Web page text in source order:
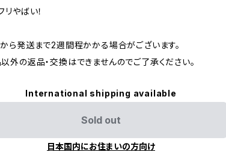
リやばい！
ら発送まで2週間程かかる場合がございます。
外の返品・交換はできませんのでご了承ください。
International shipping available
Sold out
日本国内にお住まいの方向け